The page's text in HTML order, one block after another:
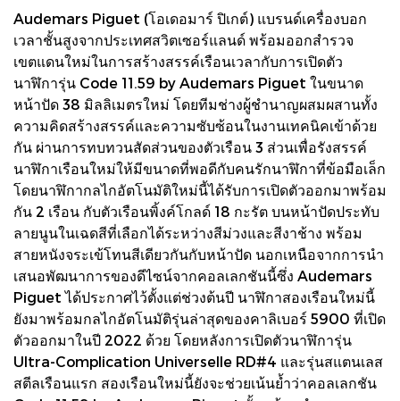
Audemars Piguet (โอเดอมาร์ ปิเกต์) แบรนด์เครื่องบอก
เวลาชั้นสูงจากประเทศสวิตเซอร์แลนด์ พร้อมออกสำรวจ
เขตแดนใหม่ในการสร้างสรรค์เรือนเวลากับการเปิดตัว
นาฬิการุ่น Code 11.59 by Audemars Piguet ในขนาด
หน้าปัด 38 มิลลิเมตรใหม่ โดยทีมช่างผู้ชำนาญผสมผสานทั้ง
ความคิดสร้างสรรค์และความซับซ้อนในงานเทคนิคเข้าด้วย
กัน ผ่านการทบทวนสัดส่วนของตัวเรือน 3 ส่วนเพื่อรังสรรค์
นาฬิกาเรือนใหม่ให้มีขนาดที่พอดีกับคนรักนาฬิกาที่ข้อมือเล็ก
โดยนาฬิกากลไกอัตโนมัติใหม่นี้ได้รับการเปิดตัวออกมาพร้อม
กัน 2 เรือน กับตัวเรือนพิ้งค์โกลด์ 18 กะรัต บนหน้าปัดประทับ
ลายนูนในเฉดสีที่เลือกได้ระหว่างสีม่วงและสีงาช้าง พร้อม
สายหนังจระเข้โทนสีเดียวกันกับหน้าปัด นอกเหนือจากการนำ
เสนอพัฒนาการของดีไซน์จากคอลเลกชันนี้ซึ่ง Audemars
Piguet ได้ประกาศไว้ตั้งแต่ช่วงต้นปี นาฬิกาสองเรือนใหม่นี้
ยังมาพร้อมกลไกอัตโนมัติรุ่นล่าสุดของคาลิเบอร์ 5900 ที่เปิด
ตัวออกมาในปี 2022 ด้วย โดยหลังการเปิดตัวนาฬิการุ่น
Ultra-Complication Universelle RD#4 และรุ่นสแตนเลส
สตีลเรือนแรก สองเรือนใหม่นี้ยังจะช่วยเน้นย้ำว่าคอลเลกชัน